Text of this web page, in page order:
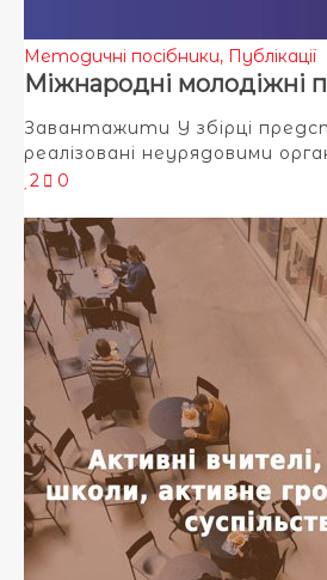
Методичні посібники, Публікації
Міжнародні молодіжні
Завантажити У збірці
реалізовані неурядовими
2
0